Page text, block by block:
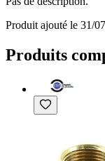
Produit ajouté le 31/
Produits